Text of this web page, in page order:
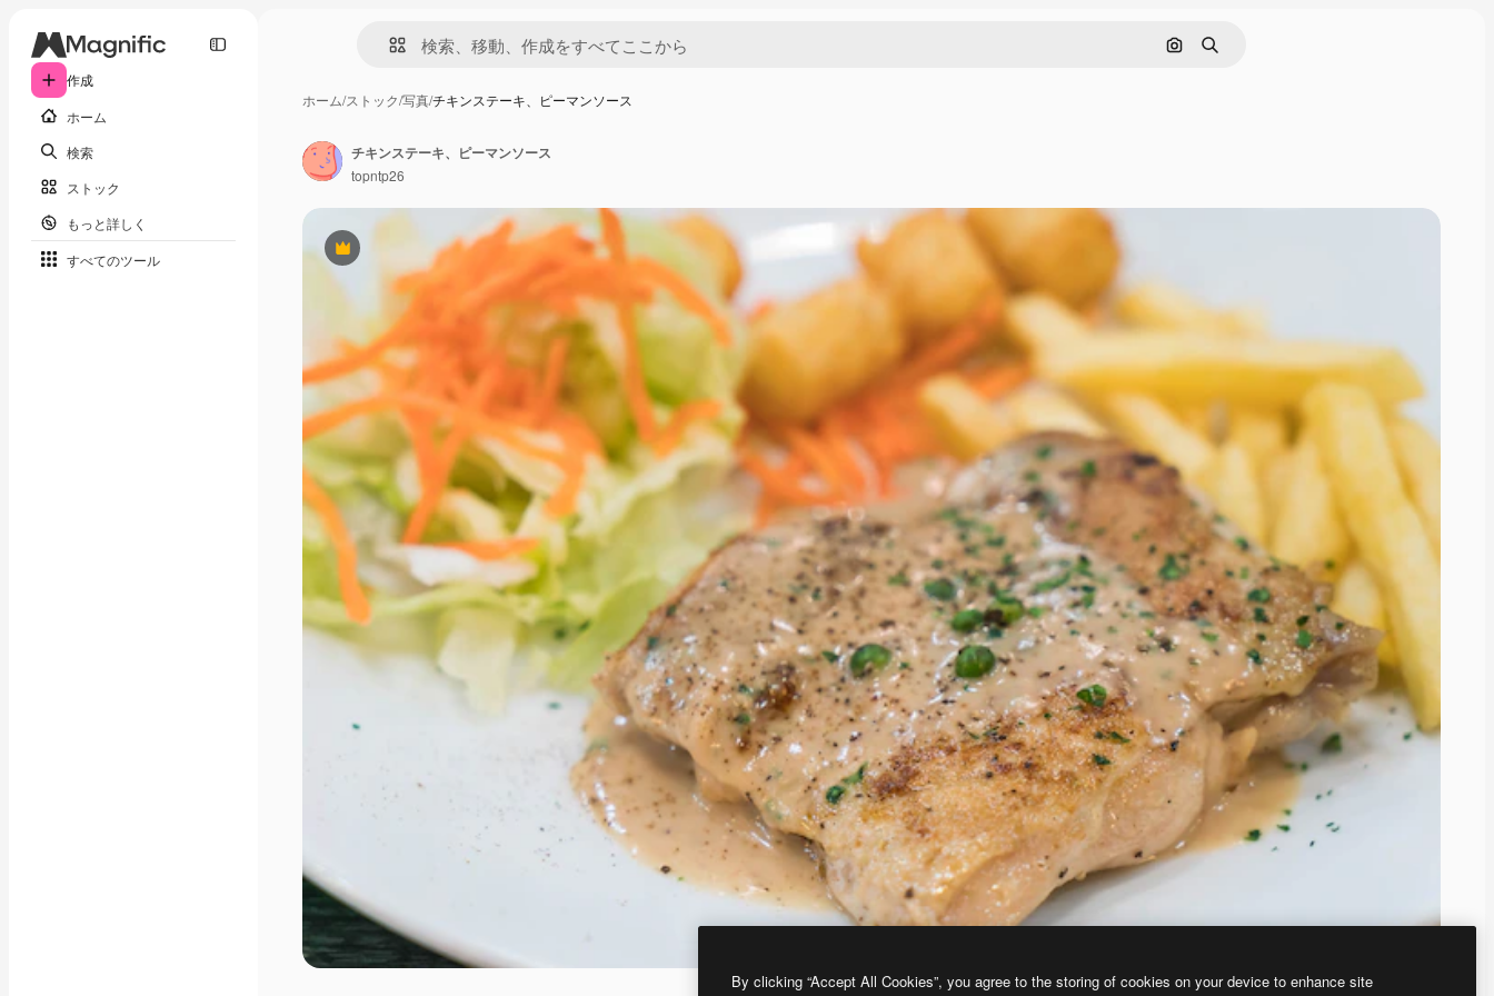
作成
ホーム
検索
ストック
もっと詳しく
すべてのツール
画像で検索
検索
ホーム/ストック/写真/チキンステーキ、ピーマンソース
Premium
チキンステーキ、ピーマンソース
topntp26
By clicking “Accept All Cookies”, you agree to the storing of cookies on your device to enhance site